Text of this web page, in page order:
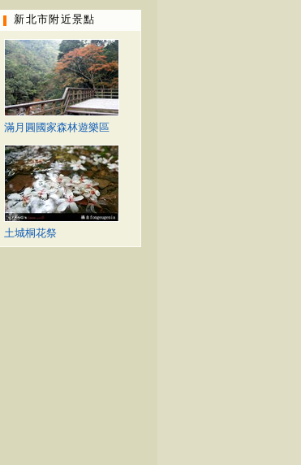
新北市附近景點
滿月圓國家森林遊樂區
土城桐花祭